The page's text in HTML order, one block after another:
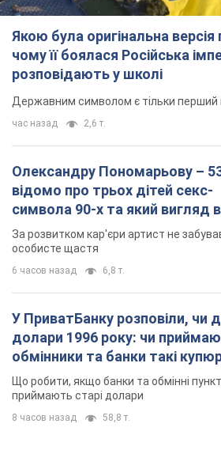
Якою була оригінальна версія
чому її боялася Російська
розповідають у школі
Державним символом є тільки перший
час назад 2,6 т.
Олександру Пономарьову –
відомо про трьох дітей секс-
символа 90-х та який вигляд
мають
За розвитком кар'єри артист не
особисте щастя
6 часов назад 6,8 т.
У ПриватБанку розповіли, чи
долари 1996 року: чи
обмінники та банки такі
Що робити, якщо банки та обмінні
приймають старі долари
8 часов назад 58,8 т.